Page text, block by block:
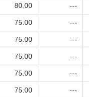
80.00 ---
75.00 ---
75.00 ---
75.00 ---
75.00 ---
75.00 ---